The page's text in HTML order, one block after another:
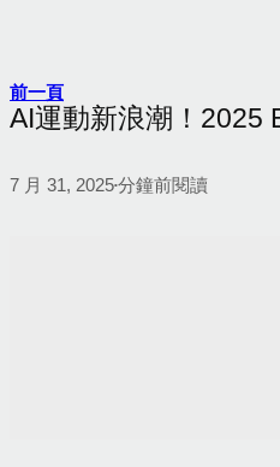
前一頁
AI運動新浪潮！2025
7 月 31, 2025•分鐘前閱讀